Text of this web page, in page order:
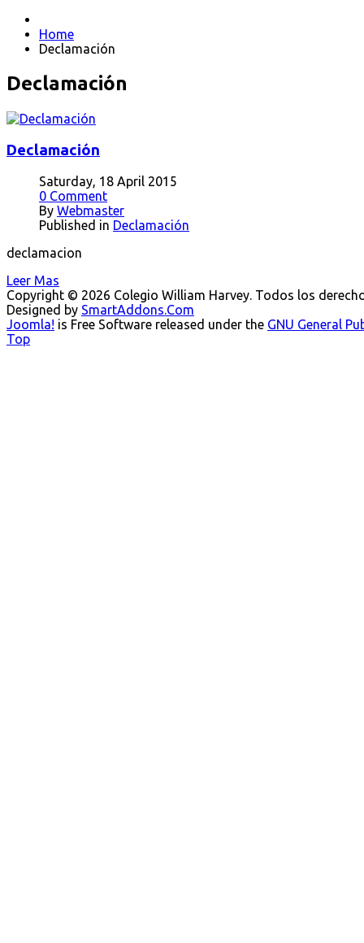
Home
Declamación
Declamación
Declamación
Saturday, 18 April 2015
0 Comment
By Webmaster
Published in Declamación
declamacion
Leer Mas
Copyright © 2026 Colegio William Harvey. Todos los
Designed by SmartAddons.Com
Joomla! is Free Software released under the GNU General
Top